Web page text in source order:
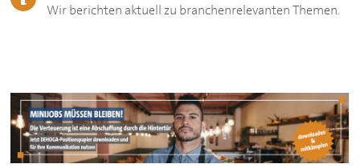
Wir berichten aktuell zu branchenrelevanten Themen.